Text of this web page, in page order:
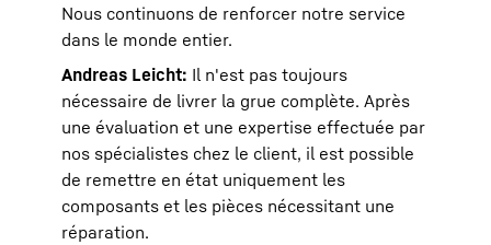
Nous continuons de renforcer notre service
dans le monde entier.
Andreas Leicht: Il n'est pas toujours
nécessaire de livrer la grue complète. Après
une évaluation et une expertise effectuée par
nos spécialistes chez le client, il est possible
de remettre en état uniquement les
composants et les pièces nécessitant une
réparation.